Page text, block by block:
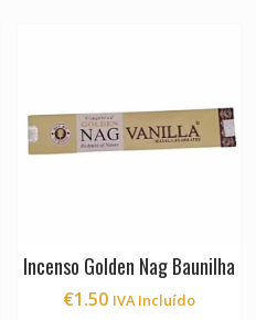
Incenso Golden Nag Baunilha
€1.50 IVA Incluído